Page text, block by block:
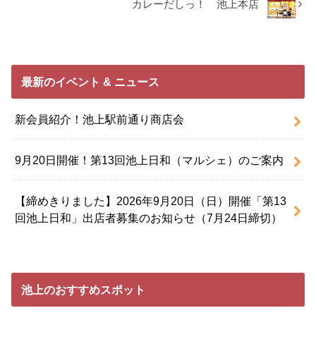
カレーだしっ！ 池上本店
最新のイベント & ニュース
新会員紹介！池上駅前通り商店会
9月20日開催！第13回池上日和（マルシェ）のご案内
【締めきりました】2026年9月20日（日）開催「第13
回池上日和」出店者募集のお知らせ（7月24日締切）
池上のおすすめスポット